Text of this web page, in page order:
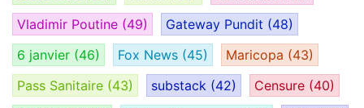
Vladimir Poutine (49) Gateway Pundit (48)
6 janvier (46) Fox News (45) Maricopa (43)
Pass Sanitaire (43) substack (42) Censure (40)